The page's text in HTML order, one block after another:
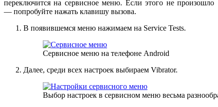
переключится на сервисное меню. Если этого не произошло
— попробуйте нажать клавишу вызова.
В появившемся меню нажимаем на Service Tests.
Сервисное меню на телефоне Android
Далее, среди всех настроек выбираем Vibrator.
Выбор настроек в сервисном меню весьма